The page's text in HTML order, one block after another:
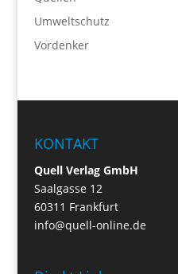
Umweltschutz
Vordenker
KONTAKT
Quell Verlag GmbH
Saalgasse 12
60311 Frankfurt
info@quell-online.de